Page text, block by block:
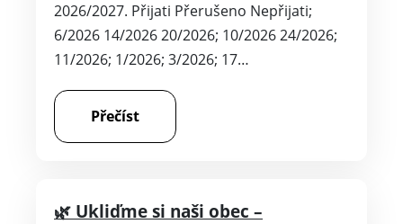
2026/2027. Přijati Přerušeno Nepřijati;
6/2026 14/2026 20/2026; 10/2026 24/2026;
11/2026; 1/2026; 3/2026; 17…
Přečíst
🌿 Ukliďme si naši obec –